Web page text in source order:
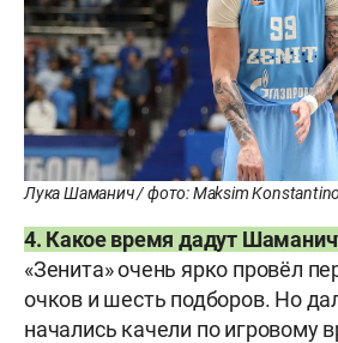
Лука Шаманич / фото: Maksim
4. Какое время дадут
«Зенита» очень ярко провёл
очков и шесть подборов. Но
начались качели по игровому